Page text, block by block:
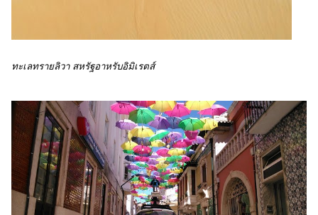
ทะเลทรายลิวา สหรัฐอาหรับอิมิเรตส์